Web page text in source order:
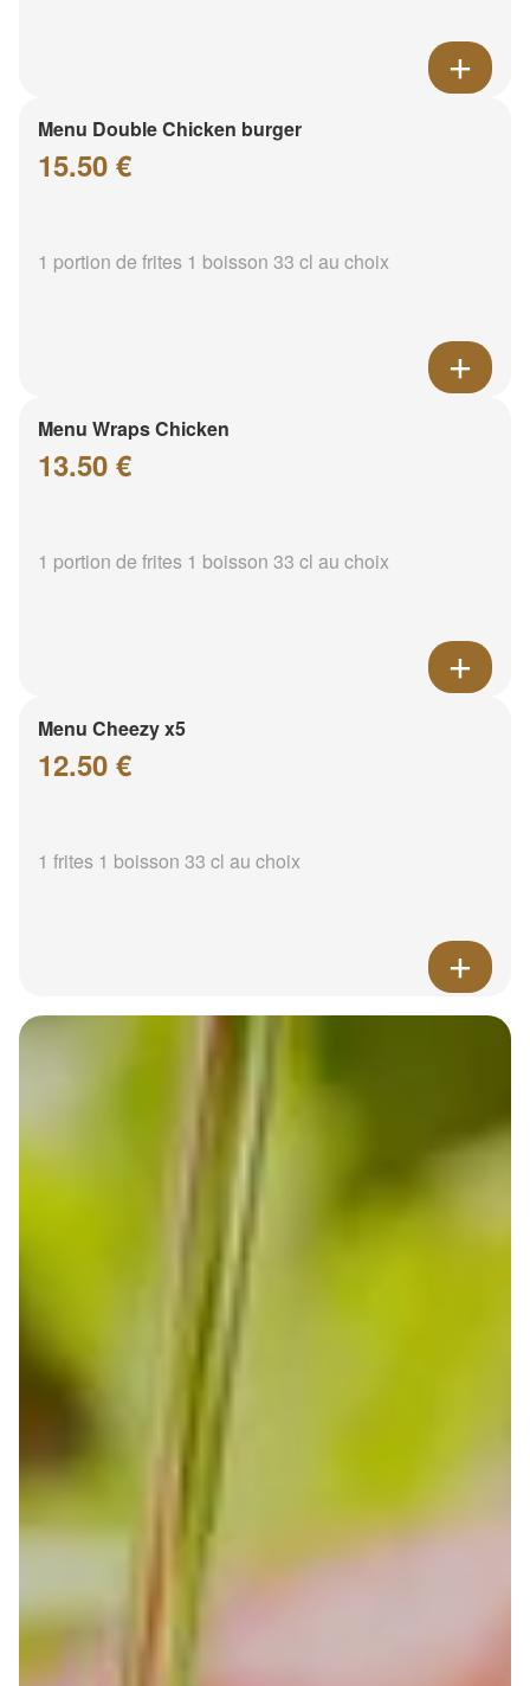
Menu Double Chicken burger
15.50 €
1 portion de frites 1 boisson 33 cl au choix
Menu Wraps Chicken
13.50 €
1 portion de frites 1 boisson 33 cl au choix
Menu Cheezy x5
12.50 €
1 frites 1 boisson 33 cl au choix